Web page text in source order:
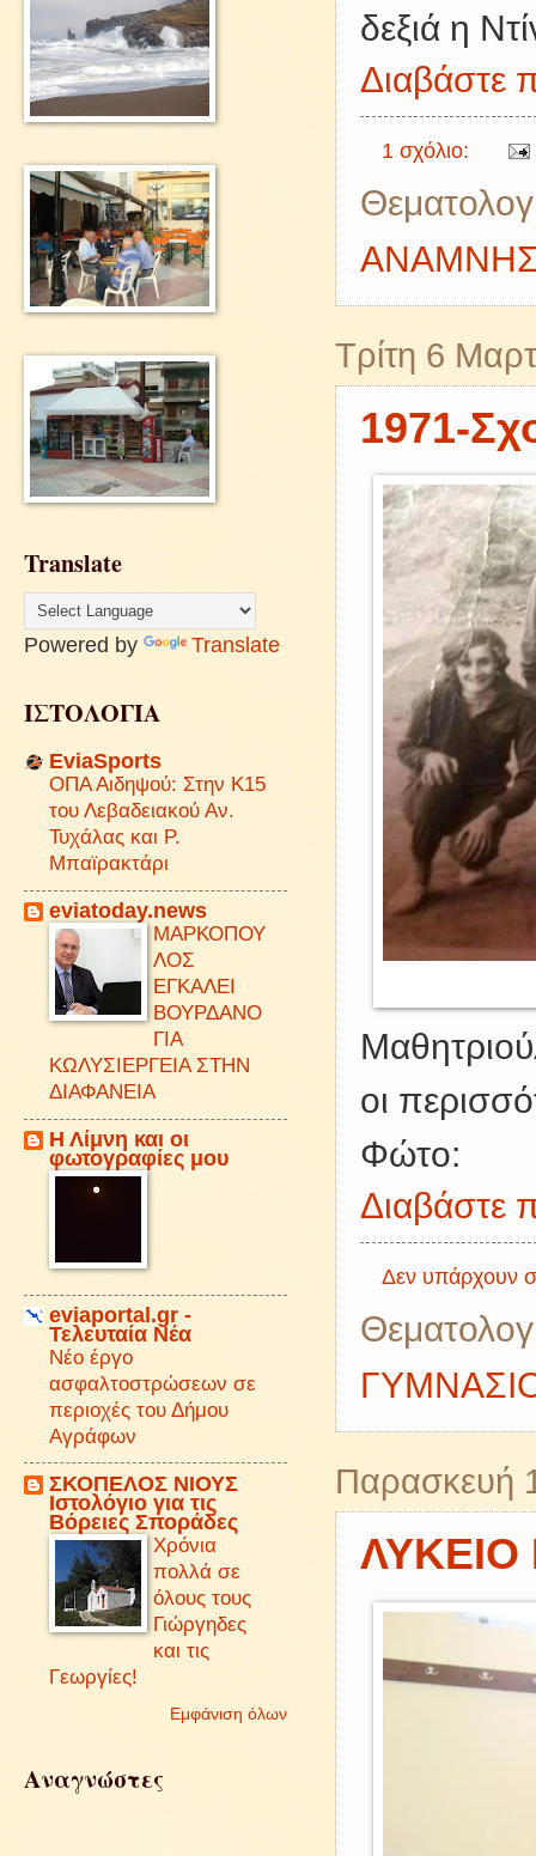
δεξιά η
Διαβάστε
1 σχόλιο:
Τρίτη 6
1971-
οι
Φώτο:
Διαβάστε
Δεν υπάρχουν
Παρασκευή
Translate
Powered by Translate
ΙΣΤΟΛΟΓΙΑ
EviaSports
ΟΠΑ Αιδηψού: Στην Κ15
του Λεβαδειακού Αν.
Τυχάλας και Ρ.
Μπαϊρακτάρι
eviatoday.news
ΜΑΡΚΟΠΟΥ
ΛΟΣ
ΕΓΚΑΛΕΙ
ΒΟΥΡΔΑΝΟ
ΓΙΑ
ΚΩΛΥΣΙΕΡΓΕΙΑ ΣΤΗΝ
ΔΙΑΦΑΝΕΙΑ
Η Λίμνη και οι
φωτογραφίες μου
eviaportal.gr -
Τελευταία Νέα
Νέο έργο
ασφαλτοστρώσεων σε
περιοχές του Δήμου
Αγράφων
ΣΚΟΠΕΛΟΣ ΝΙΟΥΣ
Iστολόγιο για τις
Βόρειες Σποράδες
Χρόνια
πολλά σε
όλους τους
Γιώργηδες
και τις
Γεωργίες!
Εμφάνιση όλων
Αναγνώστες